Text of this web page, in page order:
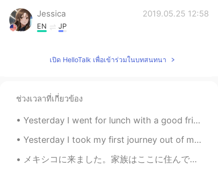
Jessica 2019.05.25 12:58
EN JP
@Kazyちょっとだけ違いますね(^^)
Megumi 𓅫 2019.05.25 10:04
practice to use a lot them 😊
เปิด HelloTalk เพื่อเข้าร่วมในบทสนทนา
ช่วงเวลาที่เกี่ยวข้อง
Yesterday I went for lunch with a good friend and I had Katsudon... 大変美味しかったです!😋 this reminded me...
Yesterday I took my first journey out of my hometown in 6 MONTHS!! It was worth it to work with ...
メキシコに来ました。家族はここに住んでいますから。 誰かがメキシコシティに住んでいますか? 昨日、びっくりしたけど、すき家を見つけた！insurgentesという道で見つけた！ そこに食べた...